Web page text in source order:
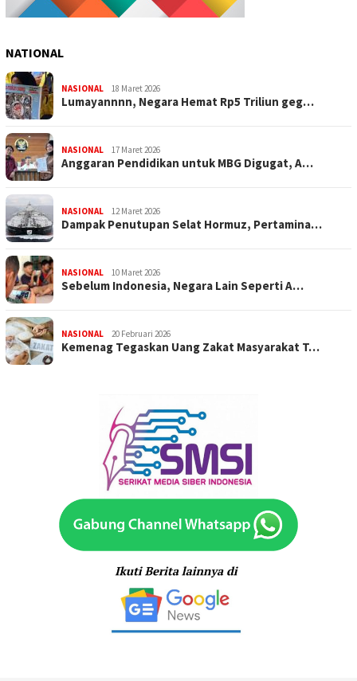
NATIONAL
NASIONAL 18 Maret 2026
Lumayannnn, Negara Hemat Rp5 Triliun geg…
NASIONAL 17 Maret 2026
Anggaran Pendidikan untuk MBG Digugat, A…
NASIONAL 12 Maret 2026
Dampak Penutupan Selat Hormuz, Pertamina…
NASIONAL 10 Maret 2026
Sebelum Indonesia, Negara Lain Seperti A…
NASIONAL 20 Februari 2026
Kemenag Tegaskan Uang Zakat Masyarakat T…